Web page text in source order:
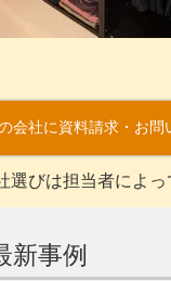
会社に資料請求・お問
選びは担当者によ
新事例